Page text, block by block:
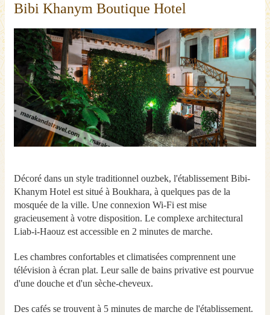
Bibi Khanym Boutique Hotel
Décoré dans un style traditionnel ouzbek, l'établissement Bibi-
Khanym Hotel est situé à Boukhara, à quelques pas de la
mosquée de la ville. Une connexion Wi-Fi est mise
gracieusement à votre disposition. Le complexe architectural
Liab-i-Haouz est accessible en 2 minutes de marche.
Les chambres confortables et climatisées comprennent une
télévision à écran plat. Leur salle de bains privative est pourvue
d'une douche et d'un sèche-cheveux.
Des cafés se trouvent à 5 minutes de marche de l'établissement.